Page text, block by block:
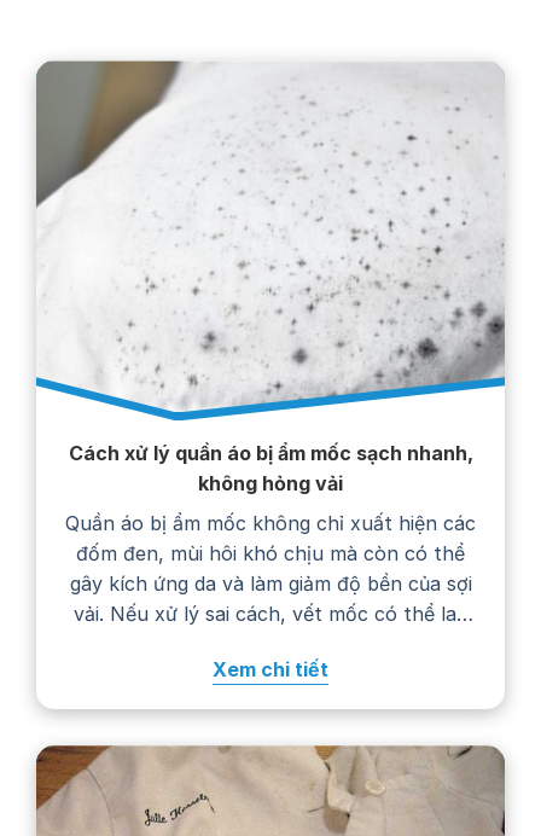
Cách xử lý quần áo bị ẩm mốc sạch nhanh,
không hỏng vải
Quần áo bị ẩm mốc không chỉ xuất hiện các
đốm đen, mùi hôi khó chịu mà còn có thể
gây kích ứng da và làm giảm độ bền của sợi
vải. Nếu xử lý sai cách, vết mốc có thể lan
nhanh hư hỏng. Trong bài viết…
Xem chi tiết